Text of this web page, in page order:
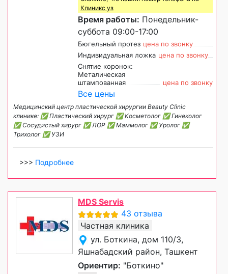
Клиникс уз
Время работы: Понедельник-
суббота 09:00-17:00
Бюгельный протез цена по звонку
Индивидуальная ложка цена по звонку
Снятие коронок:
Металическая
штампованная
цена по звонку
Все цены
Медицинский центр пластической хирургии Beauty Clinic
клинике: ✅ Пластический хирург ✅ Косметолог ✅ Гинеколог
✅ Сосудистый хирург ✅ ЛОР ✅ Маммолог ✅ Уролог ✅
Трихолог ✅ УЗИ
>>> Подробнее
MDS Servis
43 отзыва
Частная клиника
ул. Боткина, дом 110/3,
Яшнабадский район, Ташкент
Ориентир: "Боткино"